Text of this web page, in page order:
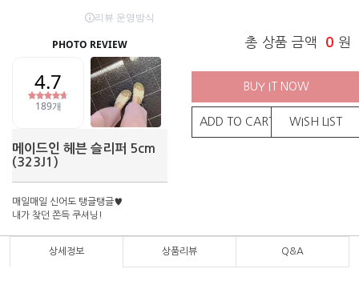
메이드인 헤븐 슬리퍼 5cm
(323J1)
매일매일 신어도 탱글탱글♥
내가 찾던 쫀득 쿠셔닝!
총 상품 금액 0 원
BUY IT NOW
ADD TO CART WISH LIST
상세정보 상품리뷰 Q&A